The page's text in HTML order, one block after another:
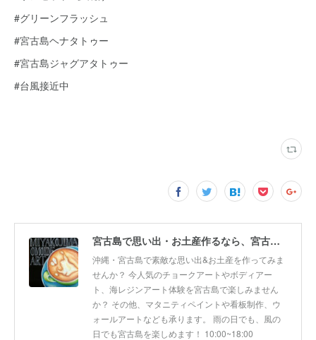
#グリーンフラッシュ
#宮古島ヘナタトゥー
#宮古島ジャグアタトゥー
#台風接近中
宮古島で思い出・お土産作るなら、宮古島思い出アート。人気のボディアートやチョークアート、海レジンアート体験が楽しめます！
沖縄・宮古島で素敵な思い出&お土産を作ってみま
せんか？ 今人気のチョークアートやボディアー
ト、海レジンアート体験を宮古島で楽しみません
か？ その他、マタニティペイントや看板制作、ウ
ォールアートなども承ります。 雨の日でも、風の
日でも宮古島を楽しめます！ 10:00~18:00